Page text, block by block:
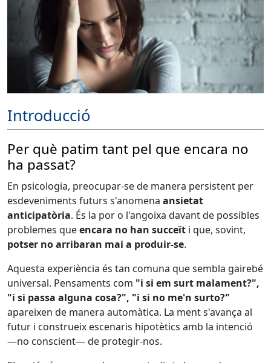
Introducció
Per què patim tant pel que encara no
ha passat?
En psicologia, preocupar-se de manera persistent per
esdeveniments futurs s'anomena ansietat
anticipatòria. És la por o l'angoixa davant de possibles
problemes queencara no han succeït i que, sovint,
potser no arribaran mai a produir-se.
Aquesta experiència és tan comuna que sembla gairebé
universal. Pensaments com "i si em surt malament?",
"i si passa alguna cosa?", "i si no me'n surto?"
apareixen de manera automàtica. La ment s'avança al
futur i construeix escenaris hipotètics amb la intenció
—no conscient— de protegir-nos.